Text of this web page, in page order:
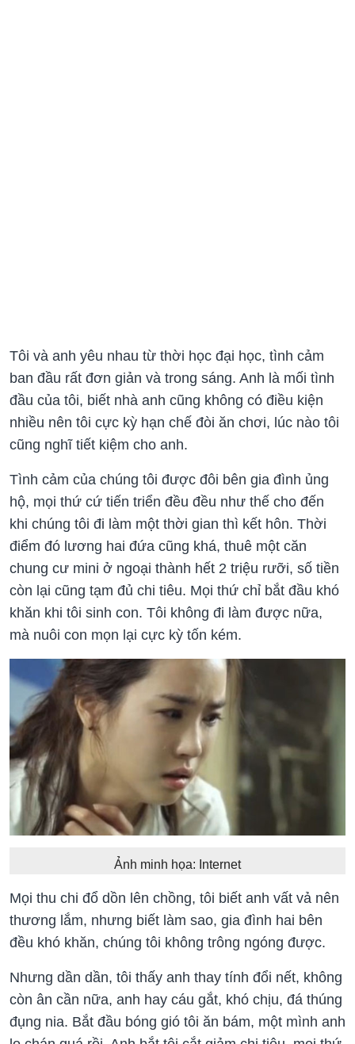
Tôi và anh yêu nhau từ thời học đại học, tình cảm
ban đầu rất đơn giản và trong sáng. Anh là mối tình
đầu của tôi, biết nhà anh cũng không có điều kiện
nhiều nên tôi cực kỳ hạn chế đòi ăn chơi, lúc nào tôi
cũng nghĩ tiết kiệm cho anh.
Tình cảm của chúng tôi được đôi bên gia đình ủng
hộ, mọi thứ cứ tiến triển đều đều như thế cho đến
khi chúng tôi đi làm một thời gian thì kết hôn. Thời
điểm đó lương hai đứa cũng khá, thuê một căn
chung cư mini ở ngoại thành hết 2 triệu rưỡi, số tiền
còn lại cũng tạm đủ chi tiêu. Mọi thứ chỉ bắt đầu khó
khăn khi tôi sinh con. Tôi không đi làm được nữa,
mà nuôi con mọn lại cực kỳ tốn kém.
Ảnh minh họa: Internet
Mọi thu chi đổ dồn lên chồng, tôi biết anh vất vả nên
thương lắm, nhưng biết làm sao, gia đình hai bên
đều khó khăn, chúng tôi không trông ngóng được.
Nhưng dần dần, tôi thấy anh thay tính đổi nết, không
còn ân cần nữa, anh hay cáu gắt, khó chịu, đá thúng
đụng nia. Bắt đầu bóng gió tôi ăn bám, một mình anh